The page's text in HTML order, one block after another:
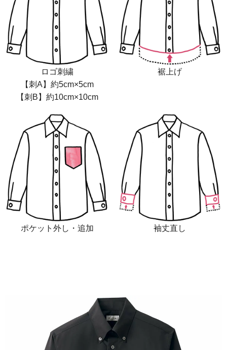
ロゴ刺繍
【刺A】約5cm×5cm
【刺B】約10cm×10cm
裾上げ
ポケット外し・追加 袖丈直し